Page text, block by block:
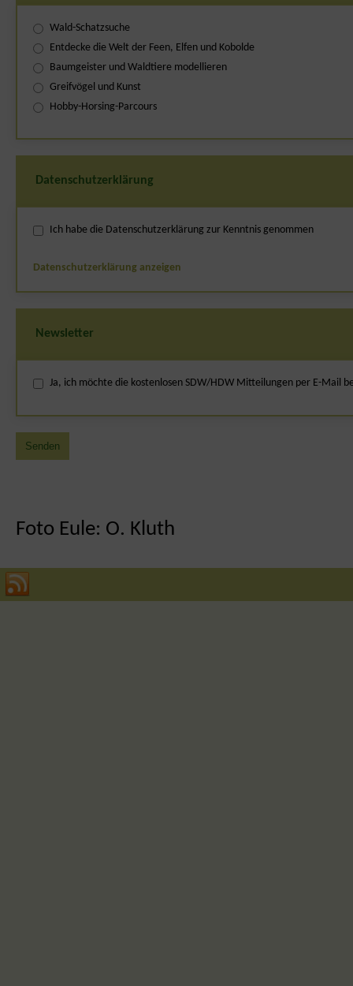
Wald-Schatzsuche
Entdecke die Welt der Feen, Elfen und Kobolde
Baumgeister und Waldtiere modellieren
Greifvögel und Kunst
Hobby-Horsing-Parcours
Datenschutzerklärung
Ich habe die Datenschutzerklärung zur Kenntnis genommen
Datenschutzerklärung anzeigen
Newsletter
Ja, ich möchte die kostenlosen SDW/HDW Mitteilungen per E-Mail
Senden
Foto Eule: O. Kluth